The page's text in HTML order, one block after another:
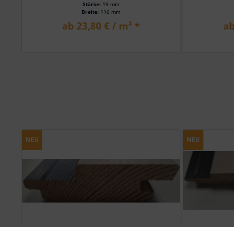
Stärke: 19 mm
Breite: 116 mm
ab 23,80 € / m² *
NEU NEU